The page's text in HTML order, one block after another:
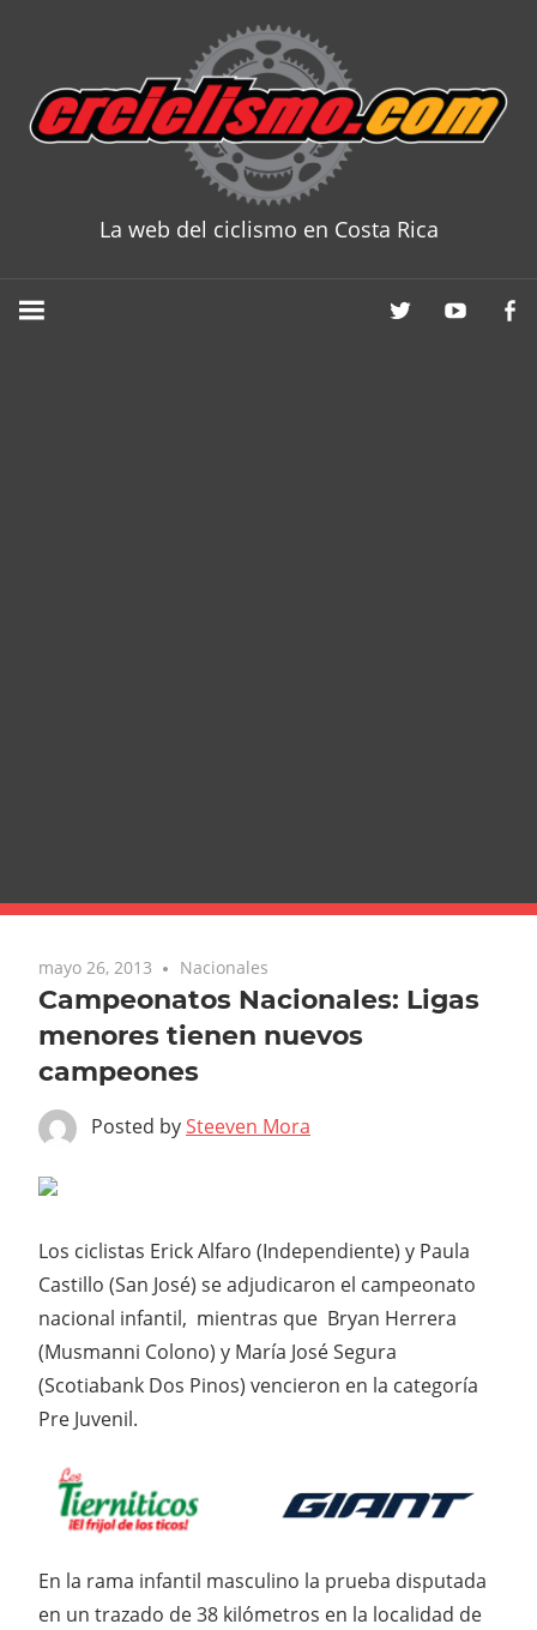
content
La web del ciclismo en Costa Rica
mayo 26, 2013 Nacionales
Campeonatos Nacionales: Ligas
menores tienen nuevos
campeones
Posted bySteeven Mora
Los ciclistas Erick Alfaro (Independiente) y Paula
Castillo (San José) se adjudicaron el campeonato
nacional infantil, mientras que Bryan Herrera
(Musmanni Colono) y María José Segura
(Scotiabank Dos Pinos) vencieron en la categoría
Pre Juvenil.
En la rama infantil masculino la prueba disputada
en un trazado de 38 kilómetros en la localidad de